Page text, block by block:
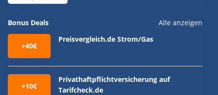
Bonus Deals Alle anzeigen
+40€
Preisvergleich.de Strom/Gas
+10€
Privathaftpflichtversicherung auf
Tarifcheck.de